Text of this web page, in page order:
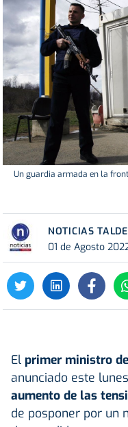
Un guardia armada en la
NOTICIAS
01 de Agosto
El primer ministro
anunciado este
aumento de las
de posponer por un